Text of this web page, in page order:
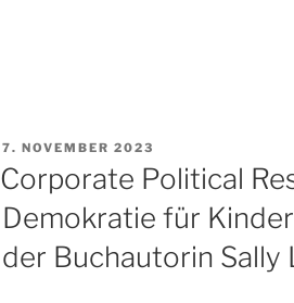
VERÖFFENTLICHT
AM
7. NOVEMBER 2023
Corporate Political
Demokratie für
der Buchautorin Sally